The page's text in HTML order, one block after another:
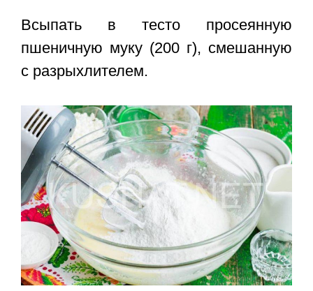
Всыпать в тесто просеянную
пшеничную муку (200 г), смешанную
с разрыхлителем.